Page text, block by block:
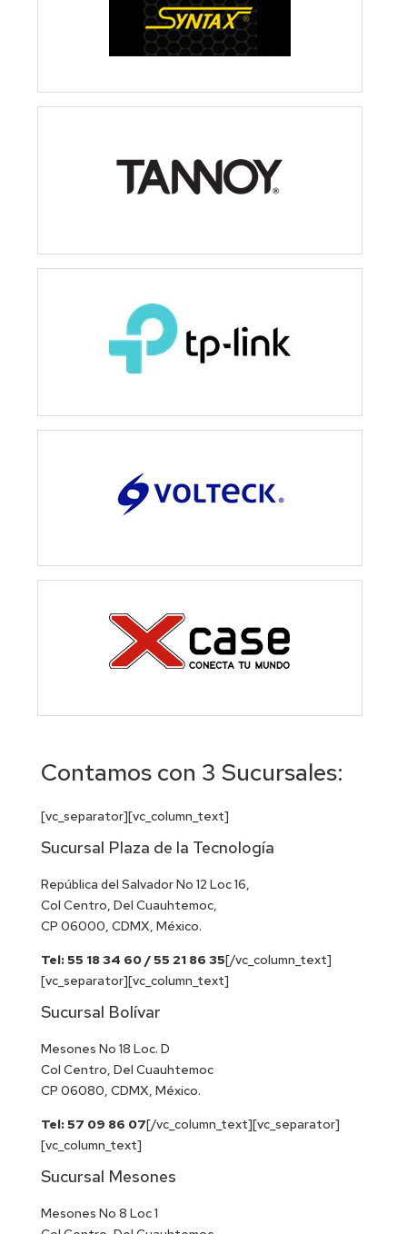
Contamos con 3 Sucursales:
[vc_separator][vc_column_text]
Sucursal Plaza de la Tecnología
República del Salvador No 12 Loc 16,
Col Centro, Del Cuauhtemoc,
CP 06000, CDMX, México.
Tel: 55 18 34 60 / 55 21 86 35[/vc_column_text]
[vc_separator][vc_column_text]
Sucursal Bolívar
Mesones No 18 Loc. D
Col Centro, Del Cuauhtemoc
CP 06080, CDMX, México.
Tel: 57 09 86 07[/vc_column_text][vc_separator]
[vc_column_text]
Sucursal Mesones
Mesones No 8 Loc 1